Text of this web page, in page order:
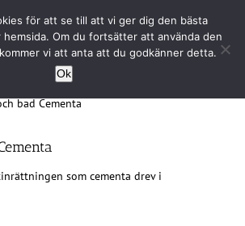
som cementa drev i
för att se till att vi ger dig den bästa
hemsida. Om du fortsätter att använda den
vi att anta att du godkänner detta.
Ok